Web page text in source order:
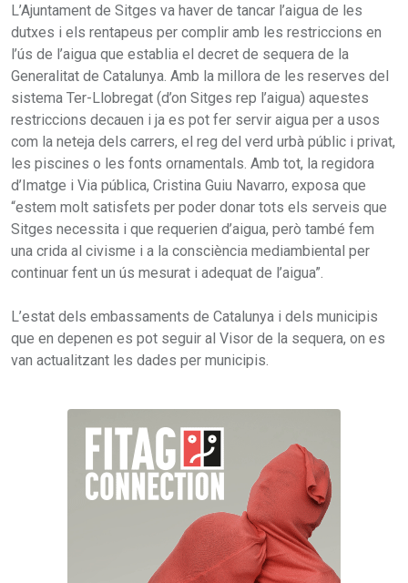
L’Ajuntament de Sitges va haver de tancar l’aigua de les
dutxes i els rentapeus per complir amb les restriccions en
l’ús de l’aigua que establia el decret de sequera de la
Generalitat de Catalunya. Amb la millora de les reserves del
sistema Ter-Llobregat (d’on Sitges rep l’aigua) aquestes
restriccions decauen i ja es pot fer servir aigua per a usos
com la neteja dels carrers, el reg del verd urbà públic i privat,
les piscines o les fonts ornamentals. Amb tot, la regidora
d’Imatge i Via pública, Cristina Guiu Navarro, exposa que
“estem molt satisfets per poder donar tots els serveis que
Sitges necessita i que requerien d’aigua, però també fem
una crida al civisme i a la consciència mediambiental per
continuar fent un ús mesurat i adequat de l’aigua”.
L’estat dels embassaments de Catalunya i dels municipis
que en depenen es pot seguir al Visor de la sequera, on es
van actualitzant les dades per municipis.